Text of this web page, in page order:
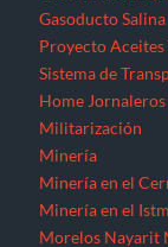
Corredor Eólico
Parque Eólico
Parques Eólicos
Proyecto de
Proyecto Integral
Proyectos
Acueducto El
Acueducto
Acueducto Río